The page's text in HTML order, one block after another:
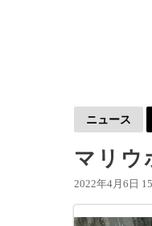
ニュース
マリウ
2022年4月6日